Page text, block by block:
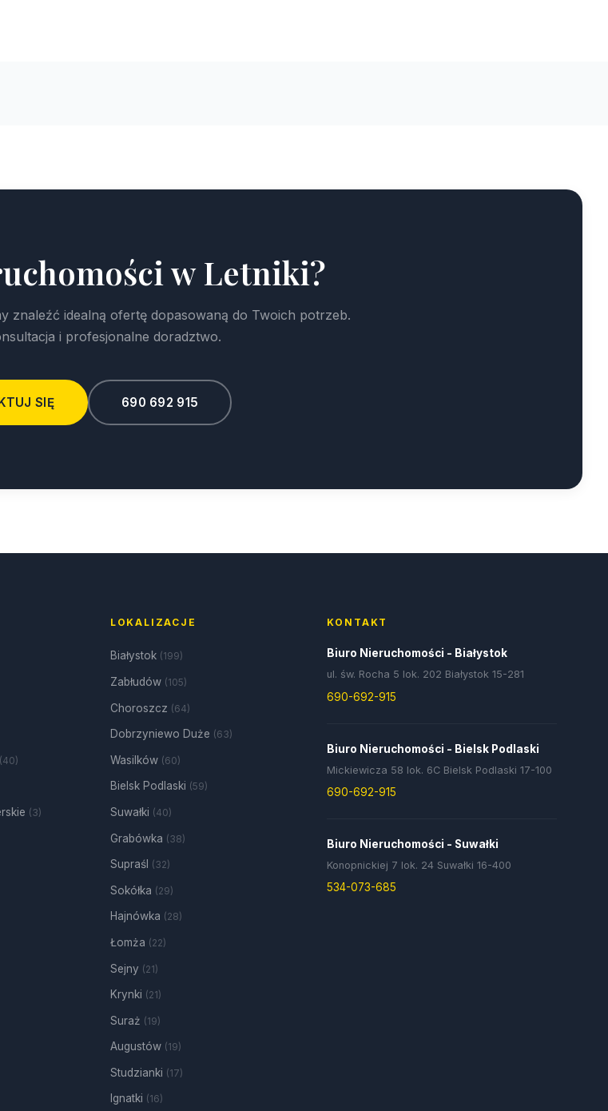
w Letniki?
znaleźć idealną ofertę dopasowaną do Twoich potrzeb.
i profesjonalne doradztwo.
SIĘ 690 692 915
(40)
(3)
LOKALIZACJE
Białystok (199)
Zabłudów (105)
Choroszcz (64)
Dobrzyniewo Duże (63)
Wasilków (60)
Bielsk Podlaski (59)
Suwałki (40)
Grabówka (38)
Supraśl (32)
Sokółka (29)
Hajnówka (28)
Łomża (22)
Sejny (21)
Krynki (21)
Suraż (19)
Augustów (19)
Studzianki (17)
Ignatki (16)
KONTAKT
Biuro Nieruchomości - Białystok
ul. św. Rocha 5 lok. 202 Białystok 15-281
690-692-915
Biuro Nieruchomości - Bielsk Podlaski
Mickiewicza 58 lok. 6C Bielsk Podlaski 17-100
690-692-915
Biuro Nieruchomości - Suwałki
Konopnickiej 7 lok. 24 Suwałki 16-400
534-073-685